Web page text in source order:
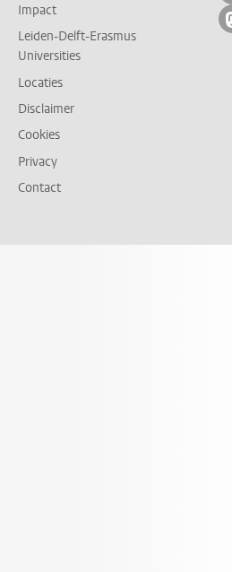
Impact
Leiden-Delft-Erasmus
Universities
Locaties
Disclaimer
Cookies
Privacy
Contact